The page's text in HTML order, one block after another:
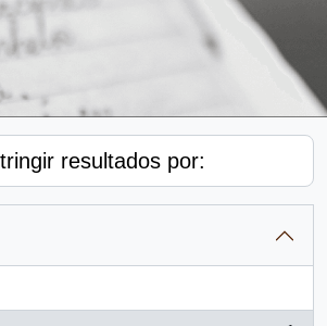
resultados por: